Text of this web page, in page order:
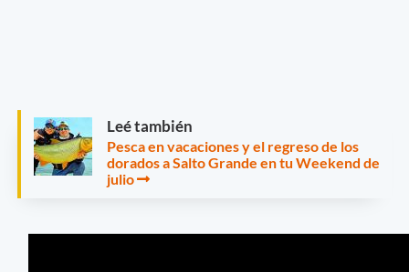
Leé también
Pesca en vacaciones y el regreso de los
dorados a Salto Grande en tu Weekend de
julio